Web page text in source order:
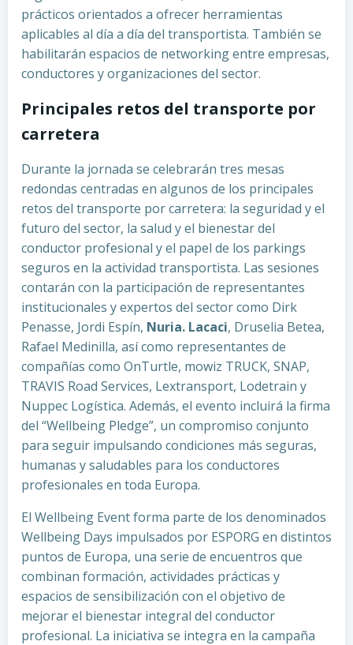
prácticos orientados a ofrecer herramientas
aplicables al día a día del transportista. También se
habilitarán espacios de networking entre empresas,
conductores y organizaciones del sector.
Principales retos del transporte por
carretera
Durante la jornada se celebrarán tres mesas
redondas centradas en algunos de los principales
retos del transporte por carretera: la seguridad y el
futuro del sector, la salud y el bienestar del
conductor profesional y el papel de los parkings
seguros en la actividad transportista. Las sesiones
contarán con la participación de representantes
institucionales y expertos del sector como Dirk
Penasse, Jordi Espín, Nuria. Lacaci, Druselia Betea,
Rafael Medinilla, así como representantes de
compañías como OnTurtle, mowiz TRUCK, SNAP,
TRAVIS Road Services, Lextransport, Lodetrain y
Nuppec Logística. Además, el evento incluirá la firma
del “Wellbeing Pledge”, un compromiso conjunto
para seguir impulsando condiciones más seguras,
humanas y saludables para los conductores
profesionales en toda Europa.
El Wellbeing Event forma parte de los denominados
Wellbeing Days impulsados por ESPORG en distintos
puntos de Europa, una serie de encuentros que
combinan formación, actividades prácticas y
espacios de sensibilización con el objetivo de
mejorar el bienestar integral del conductor
profesional. La iniciativa se integra en la campaña